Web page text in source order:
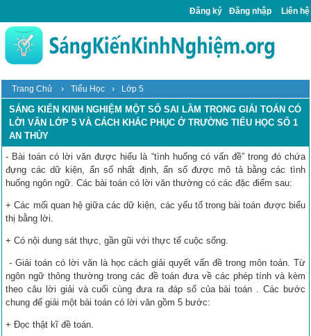
Đăng ký Đăng nhập Liên hệ
Trang Chủ › Tiểu Học › Lớp 5
SÁNG KIẾN KINH NGHIỆM MỘT SỐ SAI LẦM TRONG GIẢI TOÁN CÓ
LỜI VĂN LỚP 5 VÀ CÁCH KHẮC PHỤC Ở TRƯỜNG TIỂU HỌC SỐ 1
AN THỦY
- Bài toán có lời văn được hiểu là “tình huống có vấn đề” trong đó chứa
đựng các dữ kiện, ẩn số nhất định, ẩn số được mô tả bằng các tình
huống ngôn ngữ. Các bài toán có lời văn thường có các đặc điểm sau:
+ Các mối quan hệ giữa các dữ kiện, các yếu tố trong bài toán được biểu
thị bằng lời.
+ Có nội dung sát thực, gần gũi với thực tế cuộc sống.
- Giải toán có lời văn là học cách giải quyết vấn đề trong môn toán. Từ
ngôn ngữ thông thường trong các đề toán đưa về các phép tính và kèm
theo câu lời giải và cuối cùng đưa ra đáp số của bài toán . Các bước
chung để giải một bài toán có lời văn gồm 5 bước:
+ Đọc thật kĩ đề toán.